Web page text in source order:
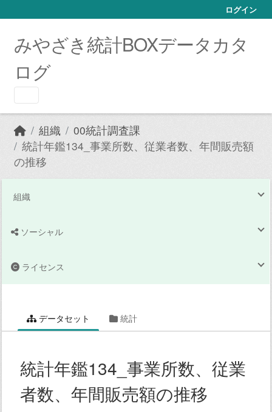
ログイン
みやざき統計BOXデータカタ
ログ
組織
00統計調査課
統計年鑑134_事業所数、従業者数、年間販売額
の推移
組織
ソーシャル
ライセンス
データセット 統計
統計年鑑134_事業所数、従業
者数、年間販売額の推移